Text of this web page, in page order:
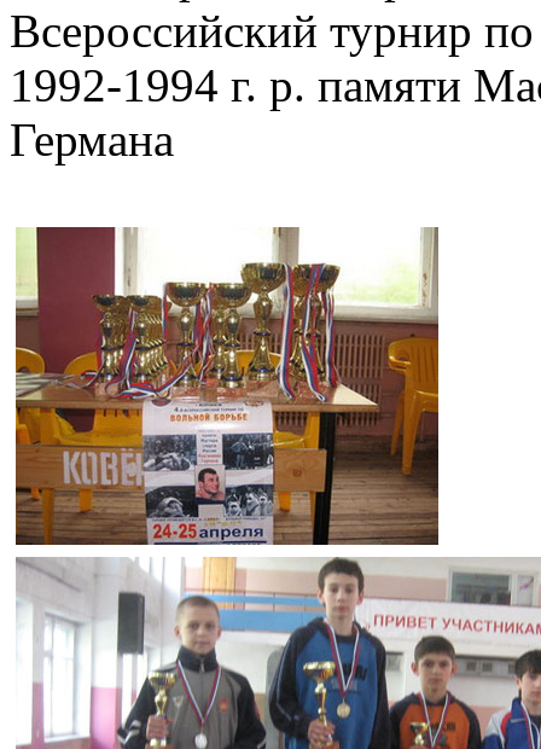
Всероссийский турнир
1992-1994 г. р. памяти
Германа